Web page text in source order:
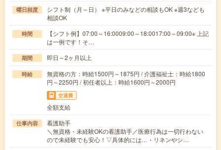
曜日頻度
シフト制（月～日） ※平日のみなどの相談もOK ※週3なども
相談OK
時間
【シフト例】07:00～16:0009:00～18:0017:00～09:00※ 上記
は一例です！そ…
期間 即日～2ヶ月以上
時給
無資格の方：時給1500円～1875円 / 介護福祉士：時給1800
円～2250円 / 初任者以上：時給1600円～2000円
交通費
全額支給
仕事内容
看護助手
＼無資格・未経験OKの看護助手／医療行為は一切行わない
ので未経験でも安心！▽具体的には…・リネンやシ…